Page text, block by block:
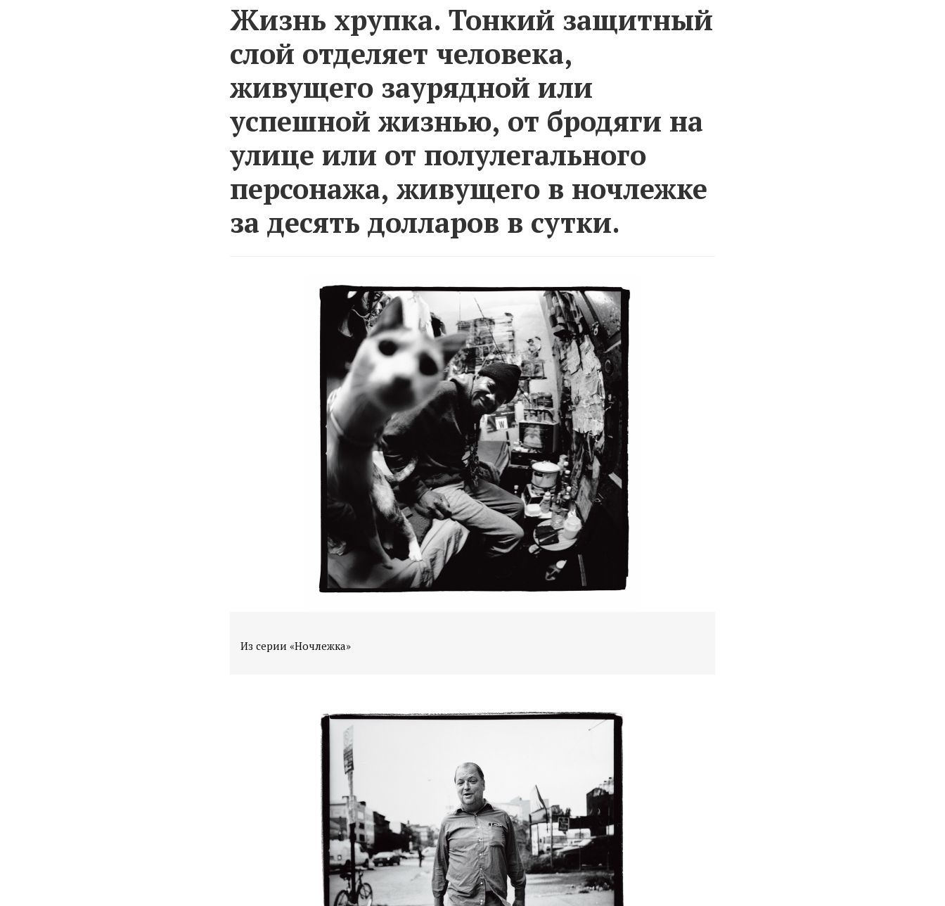
Жизнь хрупка. Тонкий защитный
слой отделяет человека,
живущего заурядной или
успешной жизнью, от бродяги на
улице или от полулегального
персонажа, живущего в ночлежке
за десять долларов в сутки.
Из серии «Ночлежка»